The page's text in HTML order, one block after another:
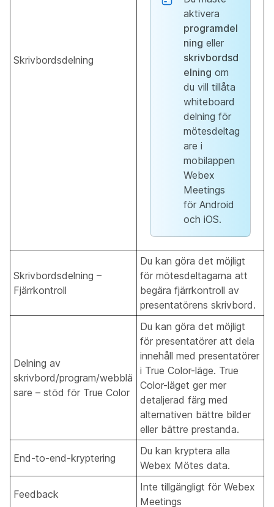
Skrivbordsdelning
aktivera
programdel
ning eller
skrivbordsd
elning om
du vill tillåta
whiteboard
delning för
mötesdeltag
are i
mobilappen
Webex
Meetings
för Android
och iOS.
Skrivbordsdelning –
Fjärrkontroll
Du kan göra det möjligt
för mötesdeltagarna att
begära fjärrkontroll av
presentatörens skrivbord.
Delning av
skrivbord/program/webblä
sare – stöd för True Color
Du kan göra det möjligt
för presentatörer att dela
innehåll med presentatörer
i True Color-läge. True
Color-läget ger mer
detaljerad färg med
alternativen bättre bilder
eller bättre prestanda.
End-to-end-kryptering
Du kan kryptera alla
Webex Mötes data.
Feedback
Inte tillgängligt för Webex
Meetings